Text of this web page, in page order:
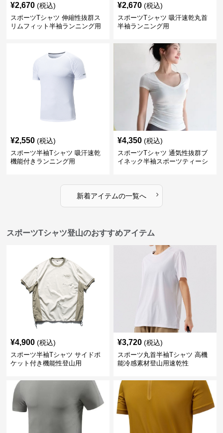
¥2,670 (税込)
スポーツTシャツ 伸縮性抜群ス
リムフィット半袖ランニング用
¥2,670 (税込)
スポーツTシャツ 吸汗速乾丸首
半袖ランニング用
¥2,550 (税込)
スポーツ半袖Tシャツ 吸汗速乾
機能付きランニング用
¥4,350 (税込)
スポーツTシャツ 通気性抜群ブ
イネック半袖スポーツティーシ
新着アイテムの一覧へ ›
スポーツTシャツ登山のおすすめアイテム
¥4,900 (税込)
スポーツ半袖Tシャツ サイドポ
ケット付き機能性登山用
¥3,720 (税込)
スポーツ丸首半袖Tシャツ 高機
能冷感素材登山用速乾性